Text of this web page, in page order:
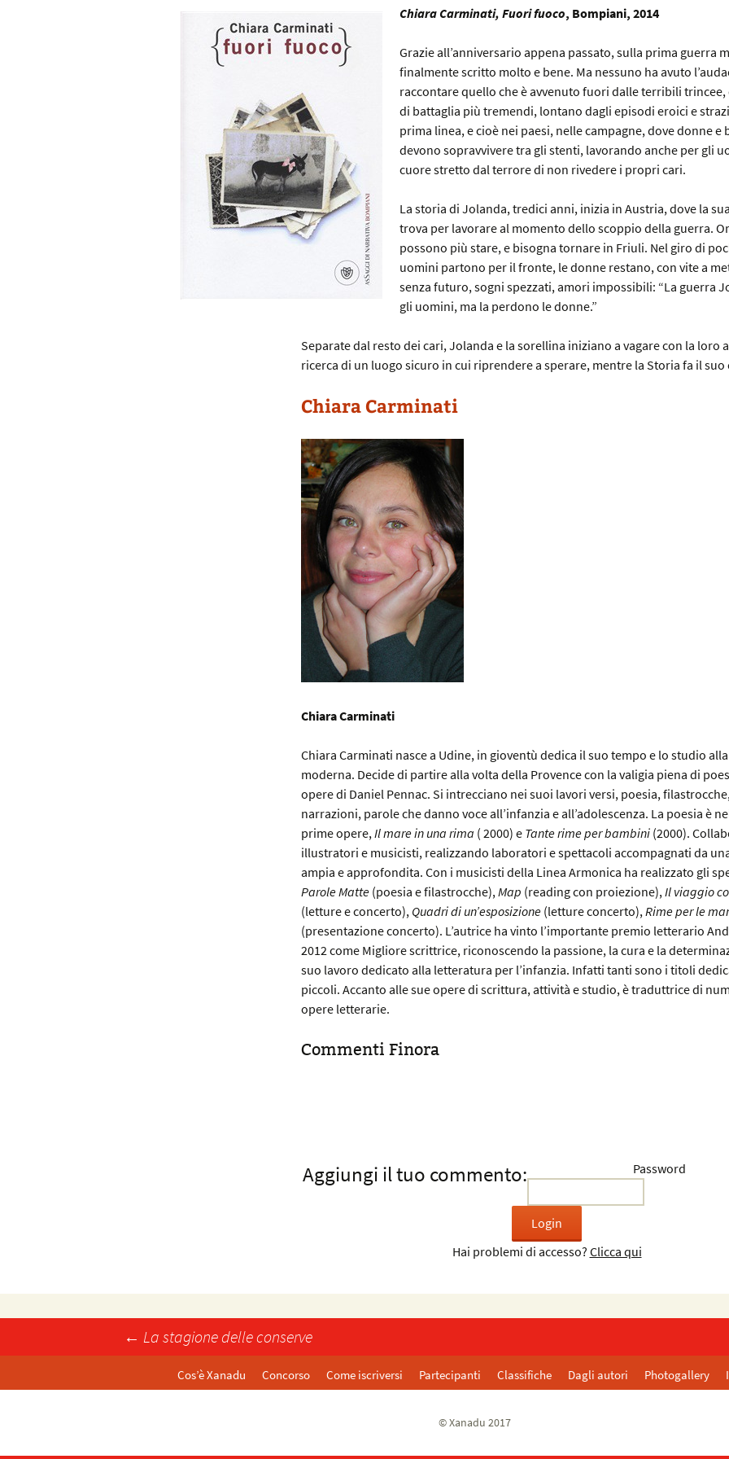
- LINEA VERDE
Chiara Carminati, Fuori fuoco, Bompiani, 2014
Grazie all’anniversario appena passato, sulla prima guerra
finalmente scritto molto e bene. Ma nessuno ha avuto
raccontare quello che è avvenuto fuori dalle terribili trincee,
di battaglia più tremendi, lontano dagli episodi eroici e
prima linea, e cioè nei paesi, nelle campagne, dove donne e
devono sopravvivere tra gli stenti, lavorando anche per gli
cuore stretto dal terrore di non rivedere i propri cari.
La storia di Jolanda, tredici anni, inizia in Austria, dove la
trova per lavorare al momento dello scoppio della guerra.
possono più stare, e bisogna tornare in Friuli. Nel giro di
uomini partono per il fronte, le donne restano, con vite a
senza futuro, sogni spezzati, amori impossibili: “La guerra
gli uomini, ma la perdono le donne.”
Separate dal resto dei cari, Jolanda e la sorellina iniziano a vagare con la loro
ricerca di un luogo sicuro in cui riprendere a sperare, mentre la Storia fa il suo
Chiara Carminati
Chiara Carminati
Chiara Carminati nasce a Udine, in gioventù dedica il suo tempo e lo studio
moderna. Decide di partire alla volta della Provence con la valigia piena di
opere di Daniel Pennac. Si intrecciano nei suoi lavori versi, poesia,
narrazioni, parole che danno voce all’infanzia e all’adolescenza. La poesia è
prime opere,Il mare in una rima ( 2000) e Tante rime per bambini (2000).
illustratori e musicisti, realizzando laboratori e spettacoli accompagnati da
ampia e approfondita. Con i musicisti della Linea Armonica ha realizzato gli
Parole Matte (poesia e filastrocche),Map (reading con proiezione),Il viaggio
(letture e concerto), Quadri di un’esposizione (letture concerto),Rime per le
(presentazione concerto). L’autrice ha vinto l’importante premio letterario
2012 come Migliore scrittrice, riconoscendo la passione, la cura e la
suo lavoro dedicato alla letteratura per l’infanzia. Infatti tanti sono i titoli
piccoli. Accanto alle sue opere di scrittura, attività e studio, è traduttrice di
opere letterarie.
Commenti Finora
Aggiungi il tuo commento: Password
Hai problemi di accesso? Clicca qui
Post navigation
← La stagione delle conserve
Cos’è Xanadu Concorso Come iscriversi Partecipanti Classifiche Dagli autori Photogallery
© Xanadu 2017